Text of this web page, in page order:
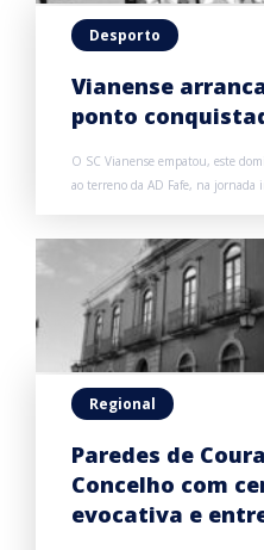
Desporto
Vianense
ponto
O SC Vianense empatou, este
ao terreno da AD Fafe, na jornada
Regional
Paredes de
Concelho com
evocativa e